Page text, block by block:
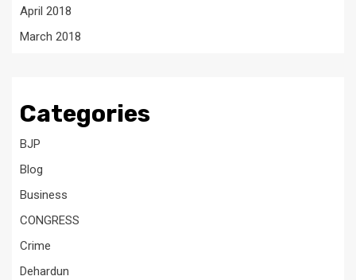
April 2018
March 2018
Categories
BJP
Blog
Business
CONGRESS
Crime
Dehardun